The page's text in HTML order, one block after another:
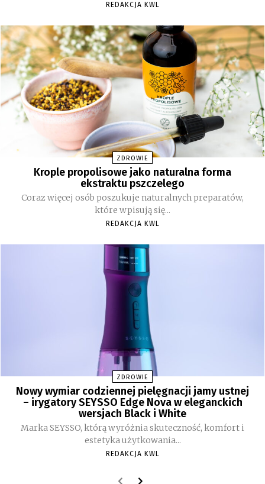
REDAKCJA KWL
ZDROWIE
Krople propolisowe jako naturalna forma
ekstraktu pszczelego
Coraz więcej osób poszukuje naturalnych preparatów,
które wpisują się...
REDAKCJA KWL
ZDROWIE
Nowy wymiar codziennej pielęgnacji jamy ustnej
– irygatory SEYSSO Edge Nova w eleganckich
wersjach Black i White
Marka SEYSSO, którą wyróżnia skuteczność, komfort i
estetyka użytkowania...
REDAKCJA KWL